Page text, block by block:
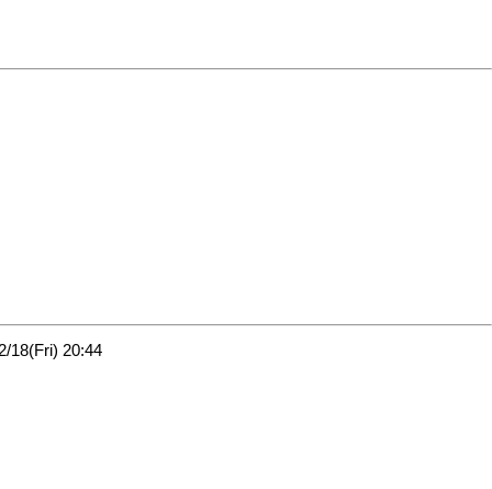
18(Fri) 20:44